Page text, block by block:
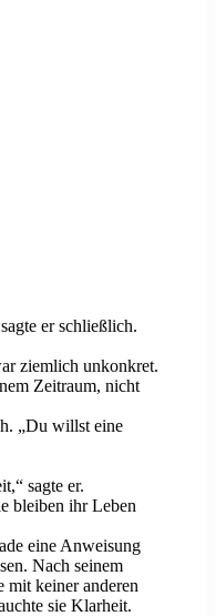
er schließlich.
ziemlich unkonkret.
Zeitraum, nicht
„Du willst eine
sagte er.
bleiben ihr Leben
eine Anweisung
Nach seinem
mit keiner anderen
sie Klarheit.